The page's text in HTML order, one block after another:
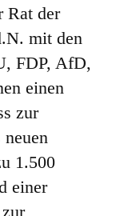
Rat der
mit den
FDP, AfD,
einen
zur
1.500
einer